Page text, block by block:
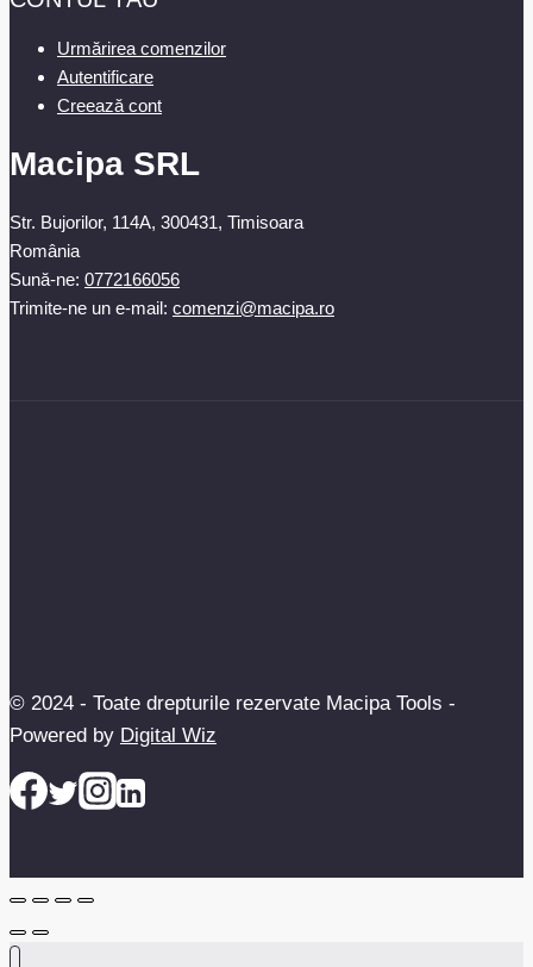
Urmărirea comenzilor
Autentificare
Creează cont
Macipa SRL
Str. Bujorilor, 114A, 300431, Timisoara
România
Sună-ne: 0772166056
Trimite-ne un e-mail: comenzi@macipa.ro
© 2024 - Toate drepturile rezervate Macipa Tools -
Powered by Digital Wiz